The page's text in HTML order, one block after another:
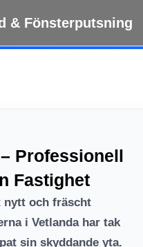
& Fönsterputsning
Professionell
Fastighet
nytt och fräscht
i Vetlanda har tak
sin skyddande yta.